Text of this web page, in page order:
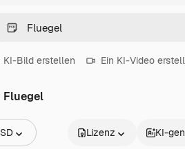
KI-Bild erstellen Ein KI-Video
Fluegel
Lizenz KI-